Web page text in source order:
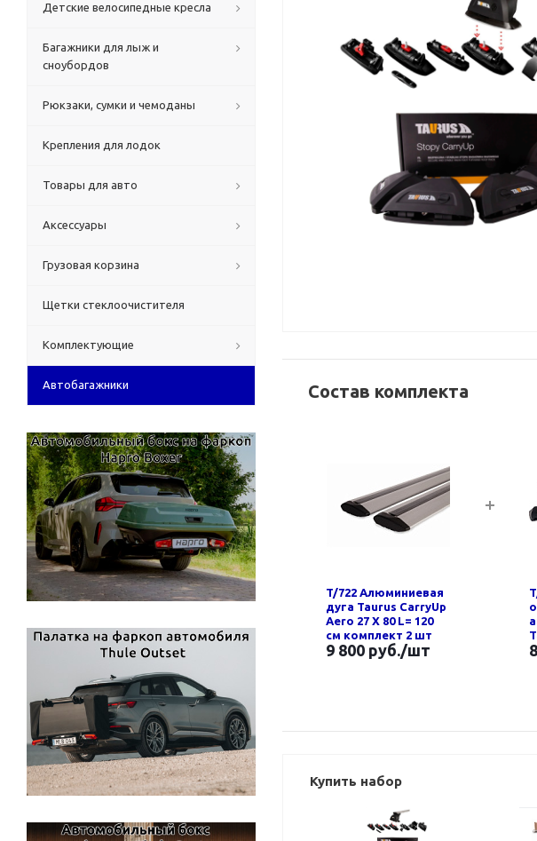
Состав комплекта
T/722 Алюминиевая
дуга Taurus CarryUp
Aero 27 Х 80 L= 120
см комплект 2 шт
9 800 руб./шт
Купить набор
Детские велосипедные кресла
Багажники для лыж и
сноубордов
Рюкзаки, сумки и чемоданы
Крепления для лодок
Товары для авто
Аксессуары
Грузовая корзина
Щетки стеклоочистителя
Комплектующие
Автобагажники